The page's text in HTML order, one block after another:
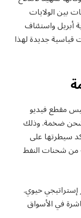
بين الولايات
أبريل واستئناف
قياسية جديدة لهذا
مقطع فيديو
ضخمة. وذلك
سيطرتها على
يمر عبره عادة 20 بالمئة من شحنات النفط
حيوي.
في الأسواق